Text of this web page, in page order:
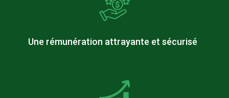
Une rémunération attrayante et sécurisé